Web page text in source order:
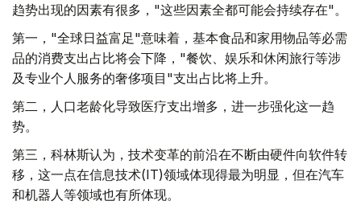
趋势出现的因素有很多，"这些因素全都可能会持续存在"。
第一，"全球日益富足"意味着，基本食品和家用物品等必需
品的消费支出占比将会下降，"餐饮、娱乐和休闲旅行等涉
及专业个人服务的奢侈项目"支出占比将上升。
第二，人口老龄化导致医疗支出增多，进一步强化这一趋
势。
第三，科林斯认为，技术变革的前沿在不断由硬件向软件转
移，这一点在信息技术(IT)领域体现得最为明显，但在汽车
和机器人等领域也有所体现。